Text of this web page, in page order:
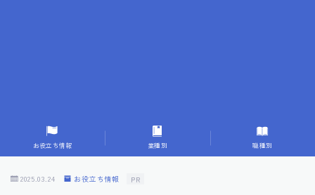
9.転職成功者の事例分析とアドバイス
10.面接官に好印象を与える方法
お役立ち情報 業種別 職種別
2025.03.24 お役立ち情報 PR